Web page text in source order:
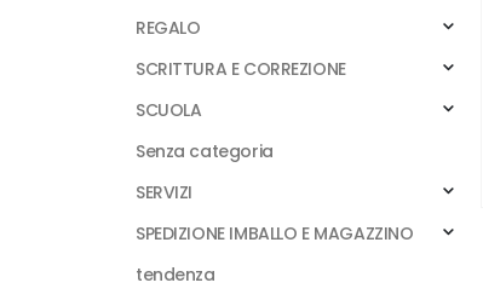
REGALO
SCRITTURA E CORREZIONE
SCUOLA
Senza categoria
SERVIZI
SPEDIZIONE IMBALLO E MAGAZZINO
tendenza